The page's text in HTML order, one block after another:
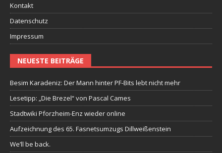
Kontakt
Datenschutz
Impressum
NEUESTE BEITRÄGE
Besim Karadeniz: Der Mann hinter PF-Bits lebt nicht mehr
Lesetipp: „Die Brezel“ von Pascal Cames
Stadtwiki Pforzheim-Enz wieder online
Aufzeichnung des 65. Fasnetsumzugs Dillweißenstein
We’ll be back.